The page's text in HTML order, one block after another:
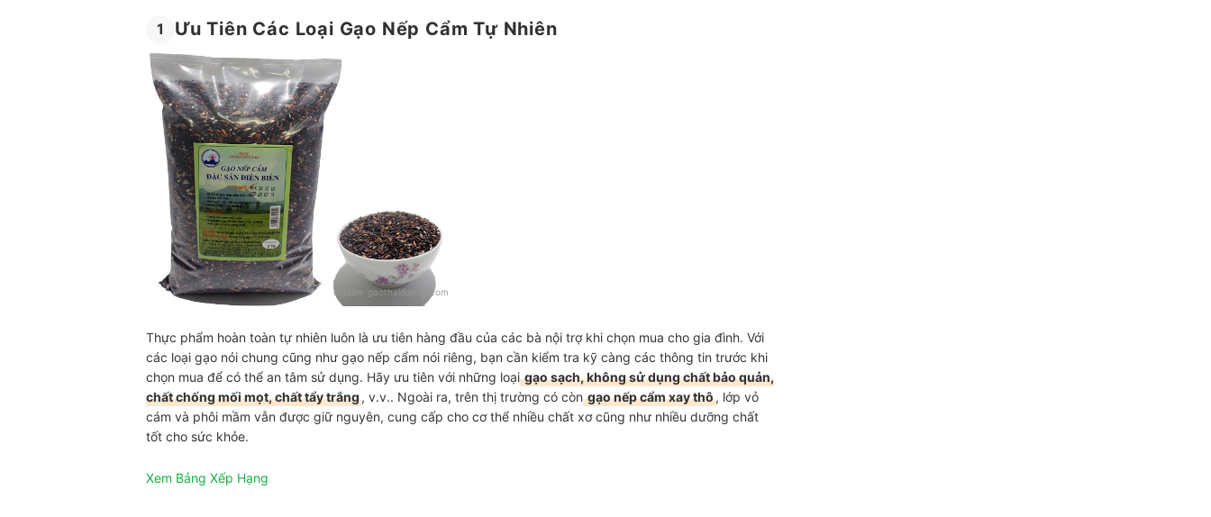
1 Ưu Tiên Các Loại Gạo Nếp Cẩm Tự Nhiên
Nguồn: gaothaiduong.com
Thực phẩm hoàn toàn tự nhiên luôn là ưu tiên hàng đầu của các bà nội trợ khi chọn mua cho gia đình. Với
các loại gạo nói chung cũng như gạo nếp cẩm nói riêng, bạn cần kiểm tra kỹ càng các thông tin trước khi
chọn mua để có thể an tâm sử dụng. Hãy ưu tiên với những loạigạo sạch, không sử dụng chất bảo quản,
chất chống mối mọt, chất tẩy trắng, v.v.. Ngoài ra, trên thị trường có còngạo nếp cẩm xay thô, lớp vỏ
cám và phôi mầm vẫn được giữ nguyên, cung cấp cho cơ thể nhiều chất xơ cũng như nhiều dưỡng chất
tốt cho sức khỏe.
Xem Bảng Xếp Hạng